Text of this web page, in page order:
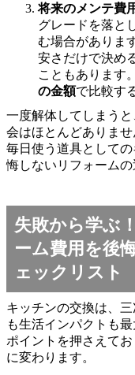
将来のメンテ費
グレードを落と
む場合がありま
安さだけで決め
こともあります
の金額で比較す
一度解体してしまう
会はほとんどありま
毎日使う道具として
悔しないリフォームの
失敗から学ぶ
ーム費用を後
ェックリスト
キッチンの交換は、
も生活インパクトも
ポイントを押さえて
に変わります。